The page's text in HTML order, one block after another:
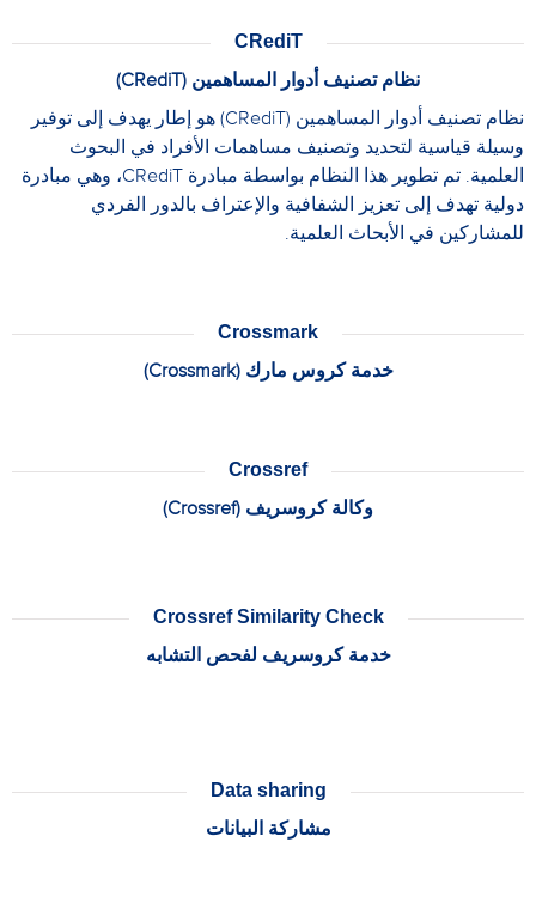
CRediT
نظام تصنيف أدوار المساهمين (CRediT)
نظام تصنيف أدوار المساهمين (CRediT) هو إطار يهدف إلى توفير
وسيلة قياسية لتحديد وتصنيف مساهمات الأفراد في البحوث
العلمية. تم تطوير هذا النظام بواسطة مبادرة CRediT، وهي مبادرة
دولية تهدف إلى تعزيز الشفافية والإعتراف بالدور الفردي
للمشاركين في الأبحاث العلمية.
Crossmark
خدمة كروس مارك (Crossmark)
Crossref
وكالة كروسريف (Crossref)
Crossref Similarity Check
خدمة كروسريف لفحص التشابه
Data sharing
مشاركة البيانات